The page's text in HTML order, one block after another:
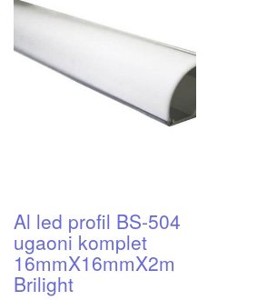
Al led profil BS-504
ugaoni komplet
16mmX16mmX2m
Brilight